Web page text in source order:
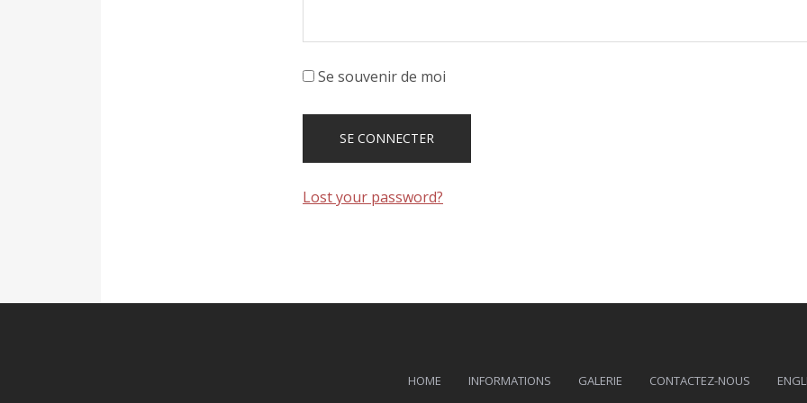
Se souvenir de moi
Lost your password?
HOME INFORMATIONS GALERIE CONTACTEZ-NOUS